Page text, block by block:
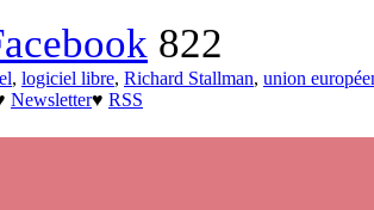
822
, logiciel libre, Richard Stallman, union
Newsletter♥ RSS